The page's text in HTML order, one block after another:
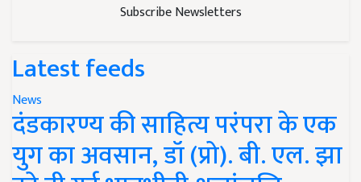
Subscribe Newsletters
Latest feeds
News
दंडकारण्य की साहित्य परंपरा के एक
युग का अवसान, डॉ (प्रो). बी. एल. झा